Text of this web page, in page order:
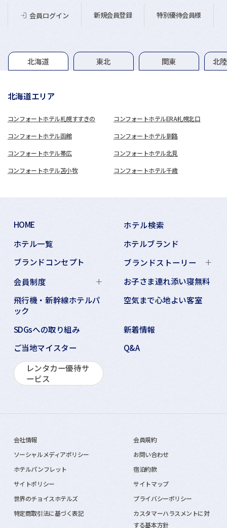
会員ログイン 新規会員登録 特別優待会員様
グループホテル一覧
北海道 東北 関東 北
北海道エリア
コンフォートホテル札幌すすきの コンフォートホテルERA札幌北口
コンフォートホテル函館 コンフォートホテル釧路
コンフォートホテル帯広 コンフォートホテル北見
コンフォートホテル苫小牧 コンフォートホテル千歳
HOME
ホテル検索
ホテル一覧
ホテルブランド
ブランドコンセプト
ブランドストーリー
会員制度
お子さま連れ添い寝無料
飛行機・新幹線ホテルパ
ック
空気まで心地よい客室
SDGsへの取り組み
新着情報
ご当地マイスター
Q&A
レンタカー優待サ
ービス
会社情報
会員規約
ソーシャルメディアポリシー
お問い合わせ
ホテルパンフレット
宿泊約款
サイトポリシー
サイトマップ
世界のチョイスホテルズ
プライバシーポリシー
特定商取引法に基づく表記
カスタマーハラスメントに対
する基本方針